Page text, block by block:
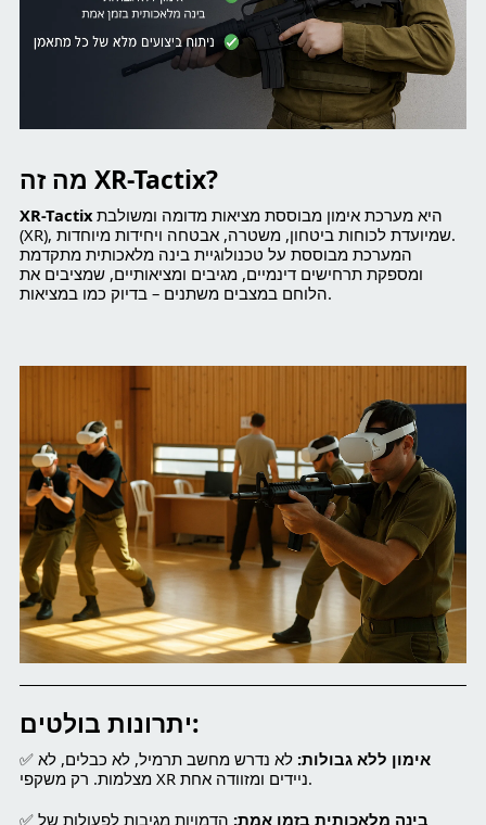
מה זה XR-Tactix?
XR-Tactix
(XR), שמיועדת לכוחות ביטחון, משטרה, אבטחה ויחידות מיוחדות.
המערכת מבוססת על טכנולוגיית בינה מלאכותית מתקדמת
ומספקת תרחישים דינמיים, מגיבים ומציאותיים, שמציבים את
הלוחם במצבים משתנים – בדיוק כמו במציאות.
יתרונות בולטים:
✅ אימון ללא גבולות: לא נדרש מחשב תרמיל, לא כבלים, לא
מצלמות. רק משקפי XR ניידים ומזוודה אחת.
✅
בינה מלאכותית בזמן אמת: הדמויות מגיבות לפעולות של